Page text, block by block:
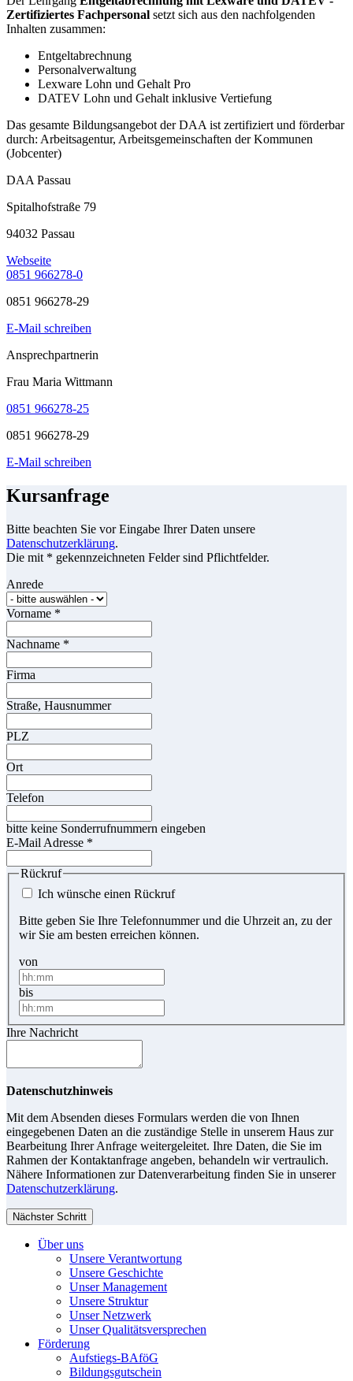
Zertifiziertes Fachpersonal setzt sich aus den nachfolgenden
Inhalten zusammen:
Entgeltabrechnung
Personalverwaltung
Lexware Lohn und Gehalt Pro
DATEV Lohn und Gehalt inklusive Vertiefung
Das gesamte Bildungsangebot der DAA ist zertifiziert und förderbar
durch: Arbeitsagentur, Arbeitsgemeinschaften der Kommunen
(Jobcenter)
DAA Passau
Spitalhofstraße 79
94032 Passau
Webseite
0851 966278-0
0851 966278-29
E-Mail schreiben
Ansprechpartnerin
Frau Maria Wittmann
0851 966278-25
0851 966278-29
E-Mail schreiben
Kursanfrage
Bitte beachten Sie vor Eingabe Ihrer Daten unsere
Datenschutzerklärung.
Die mit * gekennzeichneten Felder sind Pflichtfelder.
Anrede
Vorname *
Nachname *
Firma
Straße, Hausnummer
PLZ
Ort
Telefon
bitte keine Sonderrufnummern eingeben
E-Mail Adresse *
Rückruf
Ich wünsche einen Rückruf
Bitte geben Sie Ihre Telefonnummer und die Uhrzeit an, zu der
wir Sie am besten erreichen können.
von
bis
Ihre Nachricht
Datenschutzhinweis
Mit dem Absenden dieses Formulars werden die von Ihnen
eingegebenen Daten an die zuständige Stelle in unserem Haus zur
Bearbeitung Ihrer Anfrage weitergeleitet. Ihre Daten, die Sie im
Rahmen der Kontaktanfrage angeben, behandeln wir vertraulich.
Nähere Informationen zur Datenverarbeitung finden Sie in unserer
Datenschutzerklärung.
Nächster Schritt
Über uns
Unsere Verantwortung
Unsere Geschichte
Unser Management
Unsere Struktur
Unser Netzwerk
Unser Qualitätsversprechen
Förderung
Aufstiegs-BAföG
Bildungsgutschein